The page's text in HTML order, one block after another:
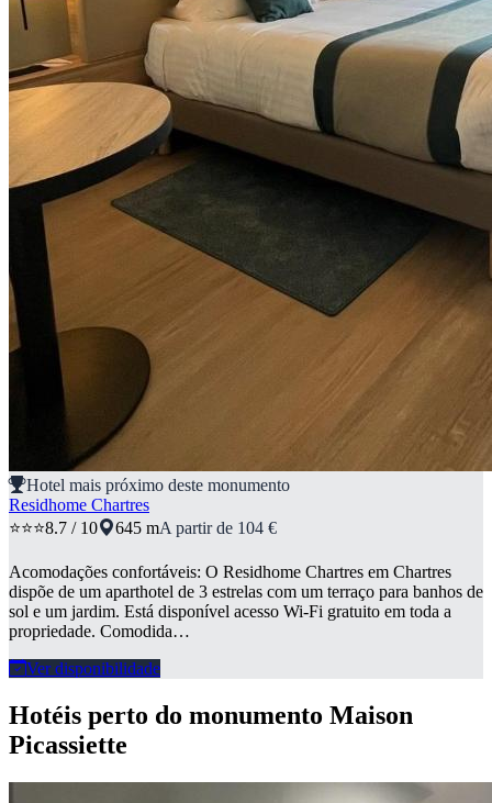
Hotel mais próximo deste monumento
Residhome Chartres
⭐⭐⭐8.7 / 10 645 mA partir de 104 €
Acomodações confortáveis: O Residhome Chartres em Chartres
dispõe de um aparthotel de 3 estrelas com um terraço para banhos de
sol e um jardim. Está disponível acesso Wi-Fi gratuito em toda a
propriedade. Comodida…
Ver disponibilidade
Hotéis perto do monumento Maison
Picassiette